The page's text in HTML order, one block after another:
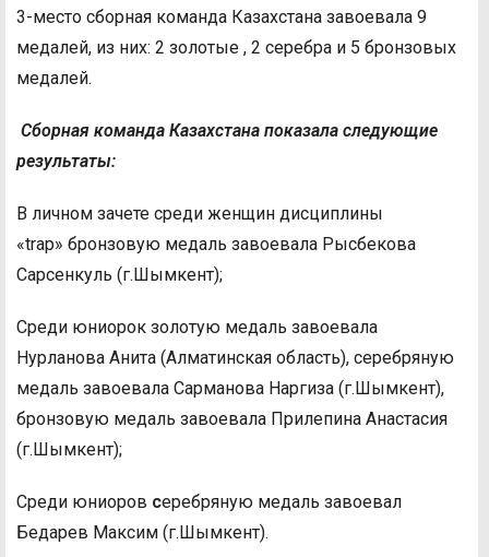
3-место сборная команда Казахстана завоевала 9
медалей, из них: 2 золотые , 2 серебра и 5 бронзовых
медалей.
Сборная команда Казахстана показала следующие
результаты:
В личном зачете среди женщин дисциплины
«trap» бронзовую медаль завоевала Рысбекова
Сарсенкуль (г.Шымкент);
Среди юниорок золотую медаль завоевала
Нурланова Анита (Алматинская область), серебряную
медаль завоевала Сарманова Наргиза (г.Шымкент),
бронзовую медаль завоевала Прилепина Анастасия
(г.Шымкент);
Среди юниоров серебряную медаль завоевал
Бедарев Максим (г.Шымкент).